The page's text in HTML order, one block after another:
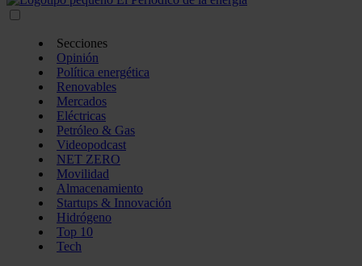
Secciones
Opinión
Política energética
Renovables
Mercados
Eléctricas
Petróleo & Gas
Videopodcast
NET ZERO
Movilidad
Almacenamiento
Startups & Innovación
Hidrógeno
Top 10
Tech